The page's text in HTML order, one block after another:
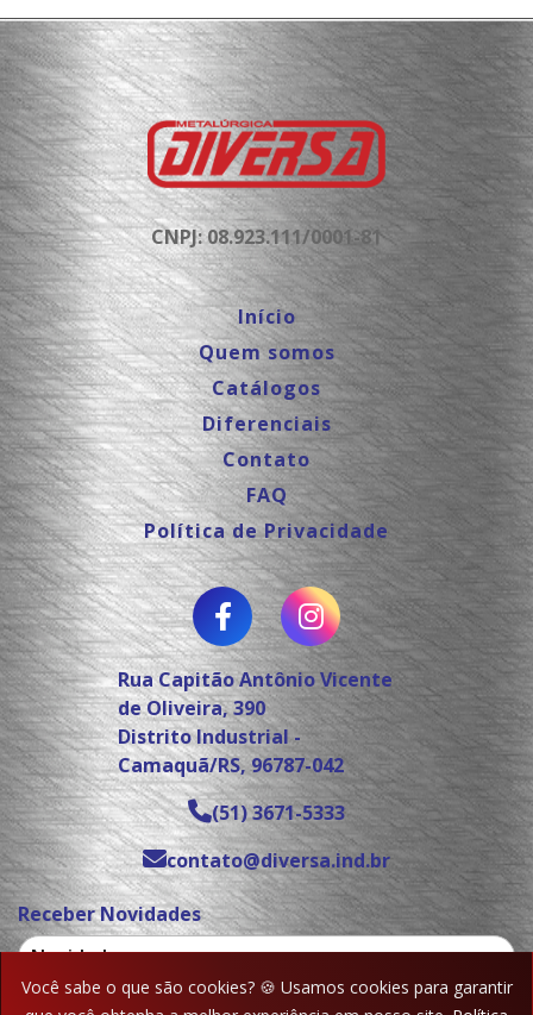
Você sabe o que são cookies? 🍪 Usamos cookies para garantir
CNPJ: 08.923.111/0001-81
Início
Quem somos
Catálogos
Diferenciais
Contato
FAQ
Política de Privacidade
Rua Capitão Antônio Vicente
de Oliveira, 390
Distrito Industrial -
Camaquã/RS, 96787-042
(51) 3671-5333
contato@diversa.ind.br
Receber Novidades